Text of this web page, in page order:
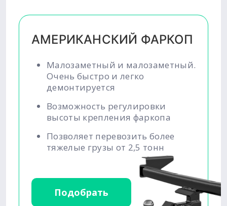
АМЕРИКАНСКИЙ ФАРКОП
Малозаметный и малозаметный.
Очень быстро и легко
демонтируется
Возможность регулировки
высоты крепления фаркопа
Позволяет перевозить более
тяжелые грузы от 2,5 тонн
Подобрать